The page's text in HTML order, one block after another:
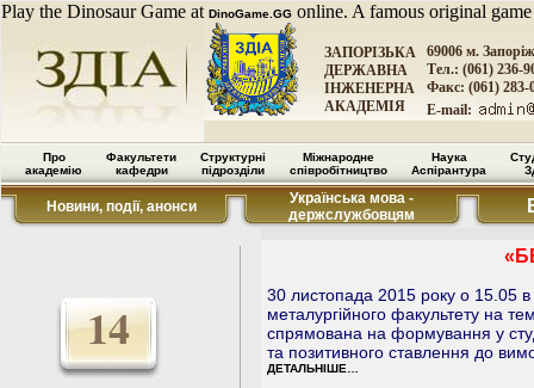
Play the Dinosaur Game at DinoGame.GG online. A famous original
ЗАПОРІЗЬКА
ДЕРЖАВНА
ІНЖЕНЕРНА
АКАДЕМІЯ
69006 м.
Тел.: (061) 236-
Факс: (061) 283-
E-mail:
Про
академію
Факультети
кафедри
Структурні
підрозділи
Міжнародне
співробітництво
Наука
Аспірантура
Новини, події, анонси
Українська мова -
держслужбовцям
14
30 листопада 2015 року о 15.05
металургійного факультету на
спрямована на формування у
та позитивного ставлення до
ДЕТАЛЬНІШЕ…